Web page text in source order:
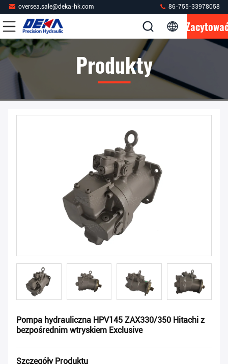
oversea.sale@deka-hk.com 86-755-33978058
Produkty
Pompa hydrauliczna HPV145 ZAX330/350 Hitachi z
bezpośrednim wtryskiem Exclusive
Szczegóły Produktu